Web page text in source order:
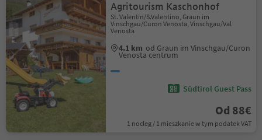
Agritourism Kaschonhof
St. Valentin/S.Valentino, Graun im
Vinschgau/Curon Venosta, Vinschgau/Val
Venosta
4.1 km od Graun im Vinschgau/Curon
Venosta centrum
Südtirol Guest Pass
Od 88€
1 nocleg / 1 mieszkanie w tym podatek VAT